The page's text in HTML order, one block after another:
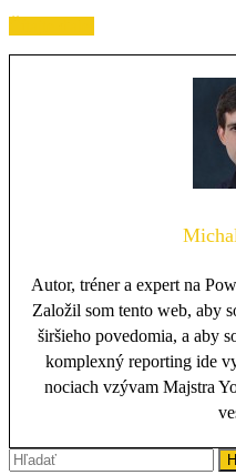
Autor, tréner a expert na
Založil som tento web, aby
širšieho povedomia, a aby
komplexný reporting ide
nociach vzývam Majstra